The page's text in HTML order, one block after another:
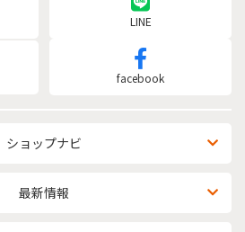
ショップナビ
最新情報
LINE
facebook